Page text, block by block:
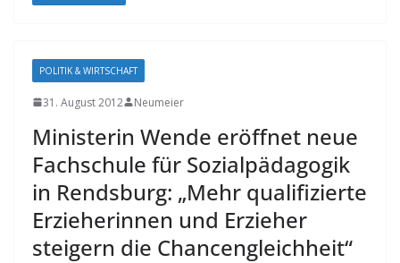
POLITIK & WIRTSCHAFT
31. August 2012 Neumeier
Ministerin Wende eröffnet neue
Fachschule für Sozialpädagogik
in Rendsburg: „Mehr qualifizierte
Erzieherinnen und Erzieher
steigern die Chancengleichheit“